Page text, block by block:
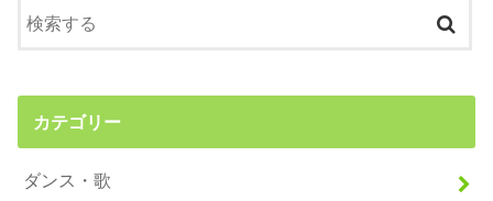
カテゴリー
ダンス・歌